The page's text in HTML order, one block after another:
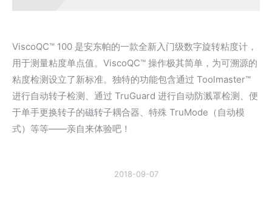
ViscoQC™ 100 是安东帕的一款全新入门级数字旋转粘度计，
用于测量粘度单点值。ViscoQC™ 操作极其简单，为可溯源的
粘度检测设立了新标准。独特的功能包含通过 Toolmaster™
进行自动转子检测、通过 TruGuard 进行自动防溅罩检测、便
于单手更换转子的磁转子耦合器、特殊 TruMode（自动模
式）等等——亲自来体验吧！
2018-09-07